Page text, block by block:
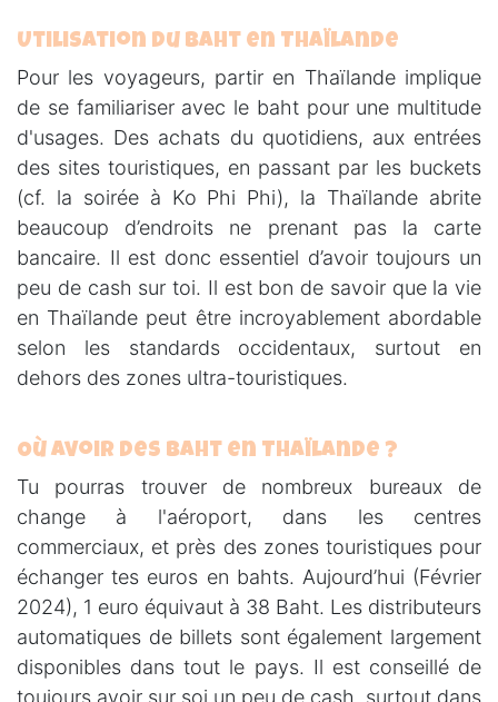
Utilisation du Baht en Thaïlande
Pour les voyageurs, partir en Thaïlande implique
de se familiariser avec le baht pour une multitude
d'usages. Des achats du quotidiens, aux entrées
des sites touristiques, en passant par les buckets
(cf. la soirée à Ko Phi Phi), la Thaïlande abrite
beaucoup d’endroits ne prenant pas la carte
bancaire. Il est donc essentiel d’avoir toujours un
peu de cash sur toi. Il est bon de savoir que la vie
en Thaïlande peut être incroyablement abordable
selon les standards occidentaux, surtout en
dehors des zones ultra-touristiques.
Où avoir des Baht en Thaïlande ?
Tu pourras trouver de nombreux bureaux de
change à l'aéroport, dans les centres
commerciaux, et près des zones touristiques pour
échanger tes euros en bahts. Aujourd’hui (Février
2024), 1 euro équivaut à 38 Baht. Les distributeurs
automatiques de billets sont également largement
disponibles dans tout le pays. Il est conseillé de
toujours avoir sur soi un peu de cash, surtout dans